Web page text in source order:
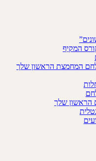
המקיף
לחם המחמצת הראשון שלך
הראשון שלך